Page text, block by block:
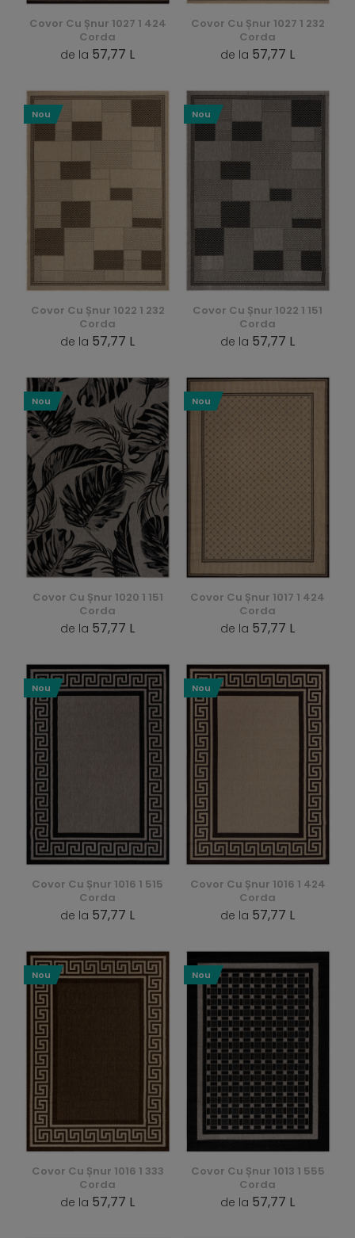
Covor Cu Șnur 1027 1 424
Corda
de la 57,77 L
Covor Cu Șnur 1027 1 232
Corda
de la 57,77 L
Covor Cu Șnur 1022 1 232
Corda
de la 57,77 L
Nou
Covor Cu Șnur 1022 1 151
Corda
de la 57,77 L
Nou
Covor Cu Șnur 1020 1 151
Corda
de la 57,77 L
Nou
Covor Cu Șnur 1017 1 424
Corda
de la 57,77 L
Nou
Covor Cu Șnur 1016 1 515
Corda
de la 57,77 L
Nou
Covor Cu Șnur 1016 1 424
Corda
de la 57,77 L
Nou
Covor Cu Șnur 1016 1 333
Corda
de la 57,77 L
Nou
Covor Cu Șnur 1013 1 555
Corda
de la 57,77 L
Nou